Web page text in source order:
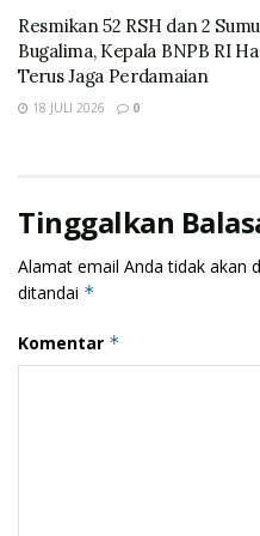
Anehnya saat obat
Ada apa ini?
Resmikan 52 RSH dan 2
Bugalima, Kepala BNPB RI
Terus Jaga Perdamaian
18 JULI 2026 0
Tinggalkan
Alamat email Anda tidak akan
ditandai *
Komentar *